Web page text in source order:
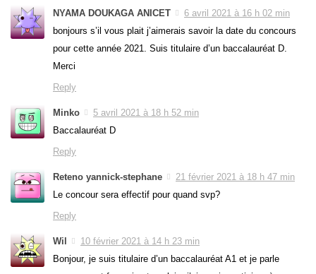
NYAMA DOUKAGA ANICET
6 avril 2021 à 16 h 02 min
bonjours s’il vous plait j’aimerais savoir la date du concours
pour cette année 2021. Suis titulaire d’un baccalauréat D.
Merci
Reply
Minko
5 avril 2021 à 18 h 52 min
Baccalauréat D
Reply
Reteno yannick-stephane
21 février 2021 à 18 h 47 min
Le concour sera effectif pour quand svp?
Reply
Wil
10 février 2021 à 14 h 23 min
Bonjour, je suis titulaire d’un baccalauréat A1 et je parle